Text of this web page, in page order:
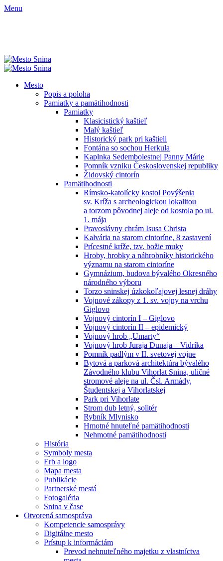
Menu
Mesto
Popis a poloha
Pamiatky a pamätihodnosti
Pamiatky
Klasicistický kaštieľ
Malý kaštieľ
Historický park pri kaštieli
Fontána so sochou Herkula
Kaplnka Sedembolestnej Panny Márie
Pomník vzniku Československej republiky
Židovský cintorín
Pamätihodnosti
Rímsko-katolícky kostol Povýšenia
sv. Kríža s archeologickou lokalitou
a torzom pôvodnej aleje od kostola po ul.
1. mája
Pravoslávny chrám Isusa Christa
Kalvária na starom cintoríne, 8 zastavení
Prícestné kríže, tzv. božie muky
Hroby, hrobky a náhrobníky historického
významu na starom cintoríne
Gymnázium, budova bývalého Okresného
národného výboru
Torzo sninskej úzkokoľajovej lesnej dráhy
Vojnové zákopy z 1. sv. vojny na vrchu
Giglovo
Vojnový cintorín I – Giglovo
Vojnový cintorín II – epidemický
Vojnový hrob „Umarty“
Vojnový hrob Juraja Dunaja – Vidríka
Pomník padlým v II. svetovej vojne
Bytová a parková architektúra bývalého
Závodného klubu Vihorlat Snina, uličné
stromové aleje na ul. Čsl. Armády,
Študentskej a Vihorlatskej
Park pri Vihorlate
Strom dub letný, solitér
Rybník Mlynisko
Hmotné hnuteľné pamätihodnosti
Nehmotné pamätihodnosti
História
Symboly mesta
Erb a logo
Mapa mesta
Publikácie
Partnerské mestá
Fotogaléria
Snina v čase
Otvorená samospráva
Kompetencie samosprávy
Digitálne mesto
Prístup k informáciám
Prevod nehnuteľného majetku z vlastníctva